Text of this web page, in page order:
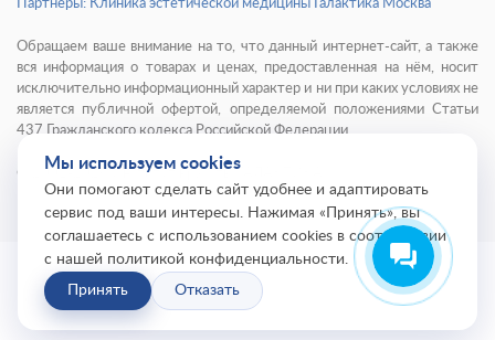
Партнёры: Клиника эстетической медицины Галактика Москва
Обращаем ваше внимание на то, что данный интернет-сайт, а также
вся информация о товарах и ценах, предоставленная на нём, носит
исключительно информационный характер и ни при каких условиях не
является публичной офертой, определяемой положениями Статьи
437 Гражданского кодекса Российской Федерации.
© 2001- 2026Институт красоты ГАЛАКТИКА
Мы используем cookies
Они помогают сделать сайт удобнее и адаптировать
сервис под ваши интересы. Нажимая «Принять», вы
соглашаетесь с использованием cookies в соответствии
с нашей политикой конфиденциальности.
Принять
Отказать